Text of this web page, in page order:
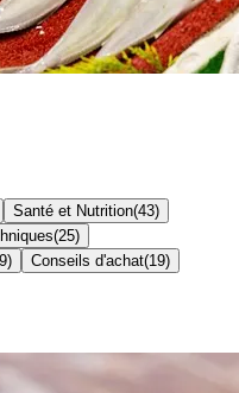
Santé et Nutrition(43)
(25)
) Conseils d'achat(19)